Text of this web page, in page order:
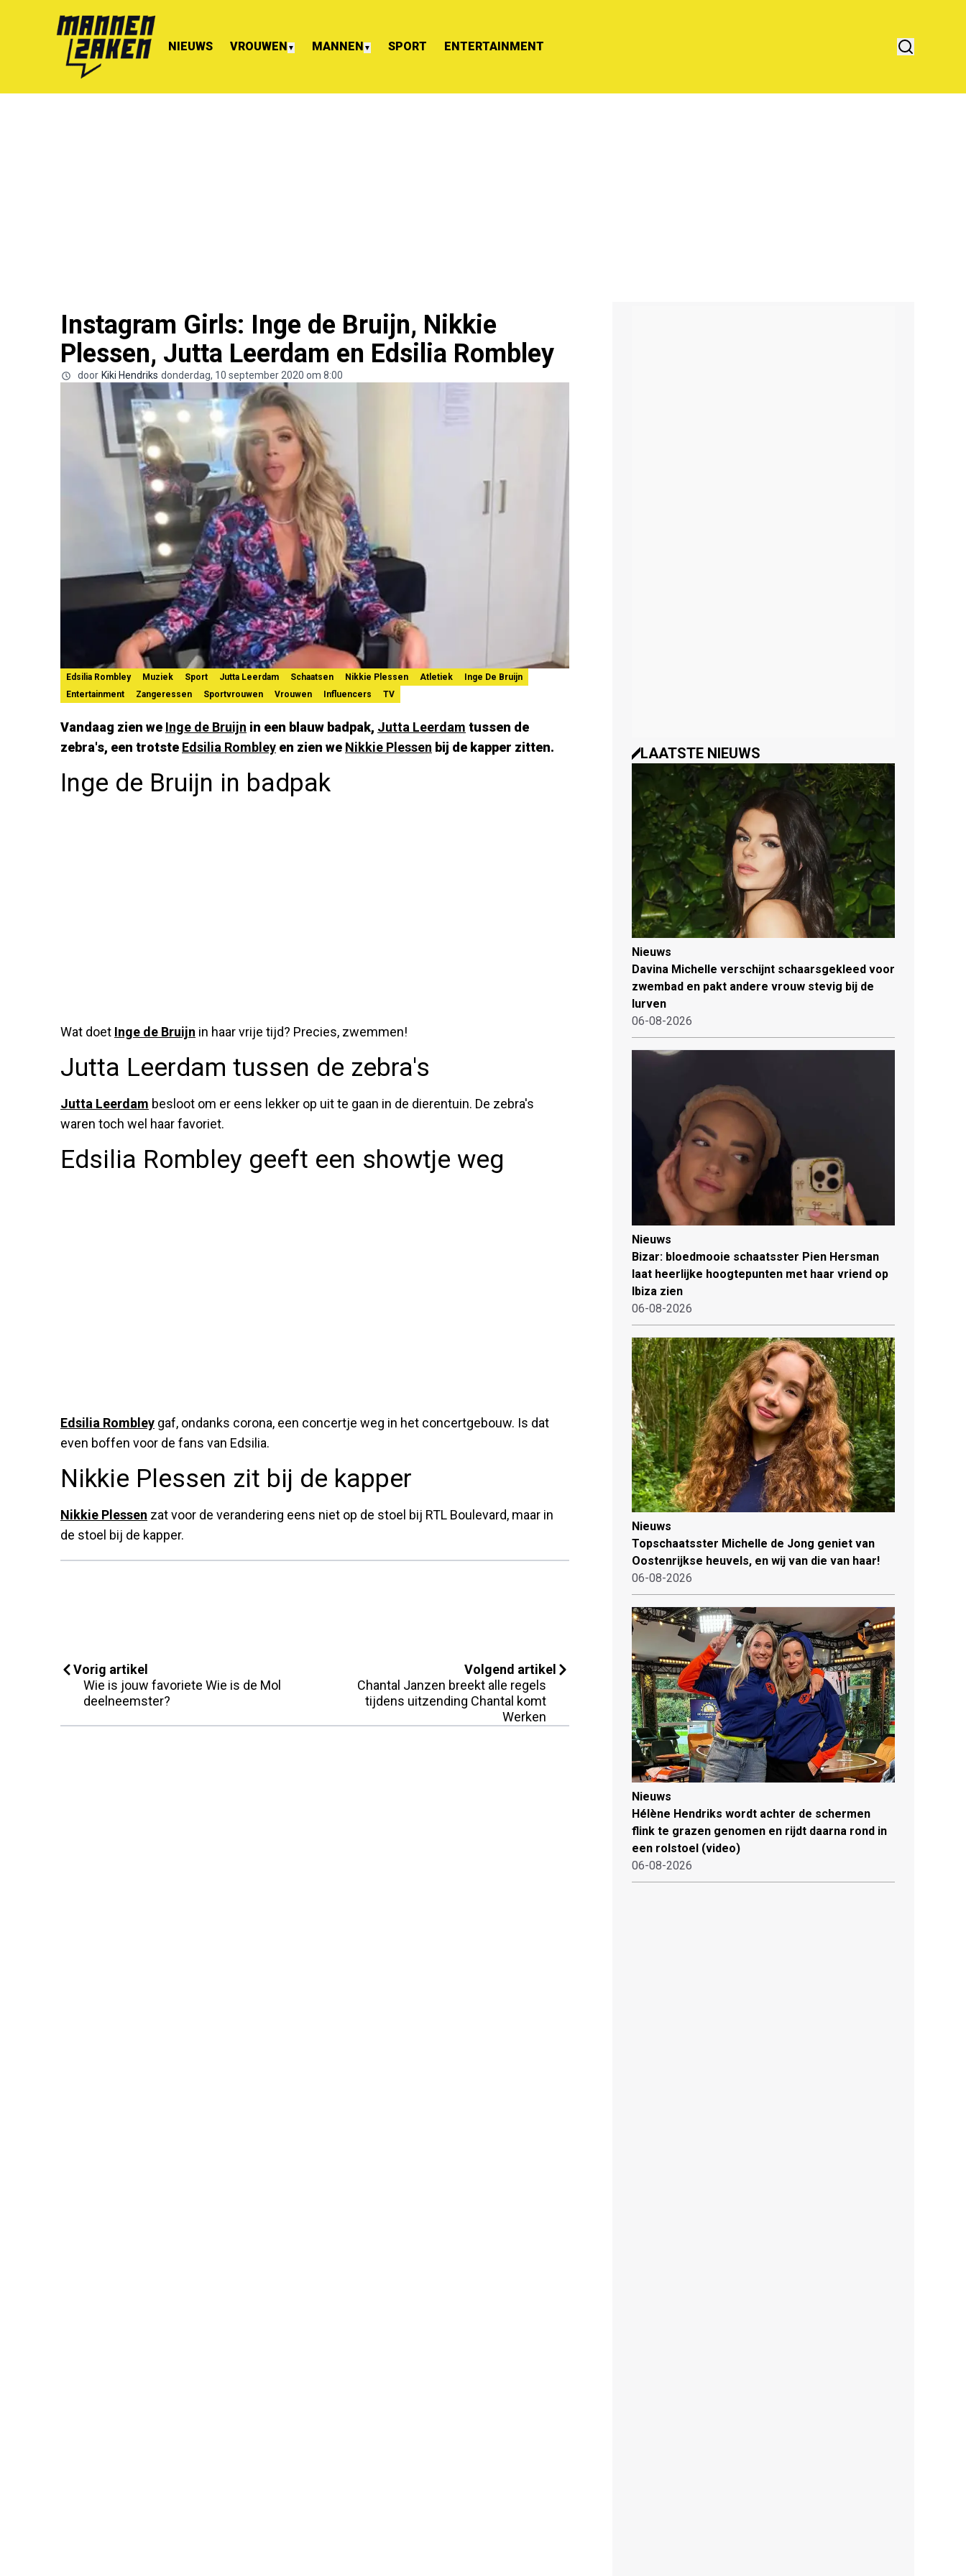
NIEUWS VROUWEN ▼ MANNEN ▼ SPORT ENTERTAINMENT
Instagram Girls: Inge de Bruijn, Nikkie
Plessen, Jutta Leerdam en Edsilia Rombley
door Kiki Hendriks donderdag, 10 september 2020 om 8:00
Edsilia Rombley Muziek Sport Jutta Leerdam Schaatsen Nikkie Plessen Atletiek
Inge De Bruijn
Entertainment
Zangeressen Sportvrouwen Vrouwen Influencers TV
Vandaag zien we Inge de Bruijn in een blauw badpak, Jutta Leerdam tussen de
zebra's, een trotste Edsilia Rombley en zien we Nikkie Plessen bij de kapper zitten.
Inge de Bruijn in badpak
Wat doet Inge de Bruijn in haar vrije tijd? Precies, zwemmen!
Jutta Leerdam tussen de zebra's
Jutta Leerdam besloot om er eens lekker op uit te gaan in de dierentuin. De zebra's
waren toch wel haar favoriet.
Edsilia Rombley geeft een showtje weg
Edsilia Rombley gaf, ondanks corona, een concertje weg in het concertgebouw. Is dat
even boffen voor de fans van Edsilia.
Nikkie Plessen zit bij de kapper
Nikkie Plessen zat voor de verandering eens niet op de stoel bij RTL Boulevard, maar in
de stoel bij de kapper.
Vorig artikel
Wie is jouw favoriete Wie is de Mol
deelneemster?
Volgend artikel
Chantal Janzen breekt alle regels
tijdens uitzending Chantal komt
Werken
LAATSTE NIEUWS
Nieuws
Davina Michelle verschijnt schaarsgekleed voor
zwembad en pakt andere vrouw stevig bij de
lurven
06-08-2026
Nieuws
Bizar: bloedmooie schaatsster Pien Hersman
laat heerlijke hoogtepunten met haar vriend op
Ibiza zien
06-08-2026
Nieuws
Topschaatsster Michelle de Jong geniet van
Oostenrijkse heuvels, en wij van die van haar!
06-08-2026
Nieuws
Hélène Hendriks wordt achter de schermen
flink te grazen genomen en rijdt daarna rond in
een rolstoel (video)
06-08-2026